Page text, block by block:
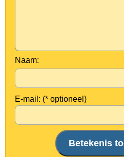
Naam:
E-mail: (* optioneel)